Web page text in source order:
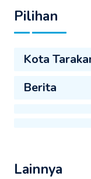
Pilihan
Kota
Berita
Lainnya